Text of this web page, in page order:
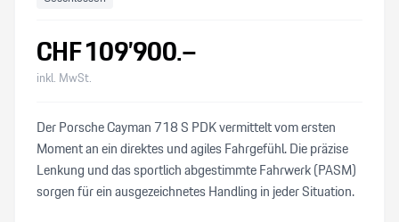
CHF109’900.–
inkl. MwSt.
Der Porsche Cayman 718 S PDK vermittelt vom ersten
Moment an ein direktes und agiles Fahrgefühl. Die präzise
Lenkung und das sportlich abgestimmte Fahrwerk (PASM)
sorgen für ein ausgezeichnetes Handling in jeder Situation.